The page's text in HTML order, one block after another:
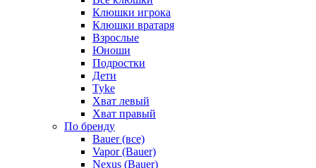
Клюшки игрока
Клюшки вратаря
Взрослые
Юноши
Подростки
Дети
Tyke
Хват левый
Хват правый
По бренду
Bauer (все)
Vapor (Bauer)
Nexus (Bauer)